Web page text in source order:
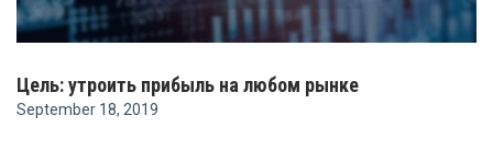
Цель: утроить прибыль на любом рынке
September 18, 2019